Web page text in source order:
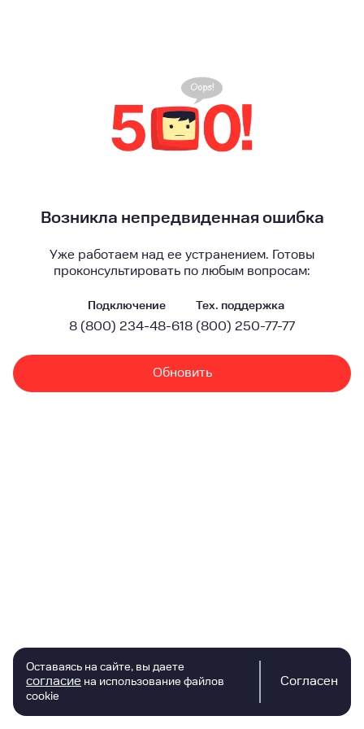
Возникла непредвиденная ошибка
Уже работаем над ее устранением. Готовы
проконсультировать по любым вопросам:
Подключение
8 (800) 234-48-61
Тех. поддержка
8 (800) 250-77-77
Обновить
Оставаясь на сайте, вы даете
согласие на использование файлов
cookie
Согласен